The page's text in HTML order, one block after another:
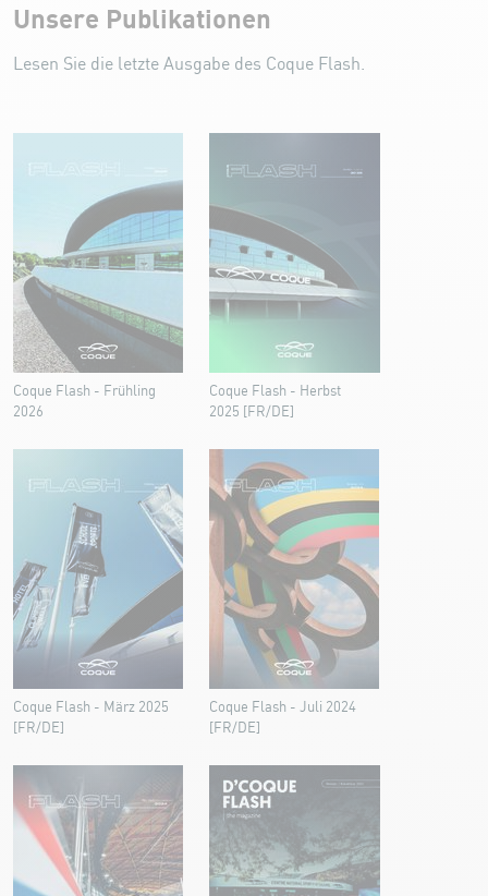
Unsere Publikationen
Lesen Sie die letzte Ausgabe des Coque Flash.
Coque Flash - Frühling
2026
Coque Flash - Herbst
2025 [FR/DE]
Coque Flash - März 2025
[FR/DE]
Coque Flash - Juli 2024
[FR/DE]